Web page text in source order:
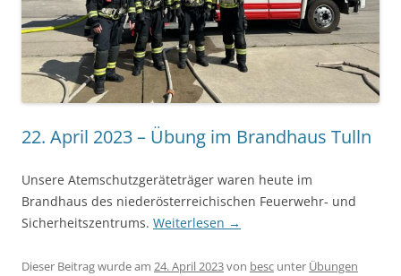
22. April 2023 – Übung im Brandhaus Tulln
Unsere Atemschutzgeräteträger waren heute im
Brandhaus des niederösterreichischen Feuerwehr- und
Sicherheitszentrums. Weiterlesen →
Dieser Beitrag wurde am 24. April 2023von besc unter Übungen